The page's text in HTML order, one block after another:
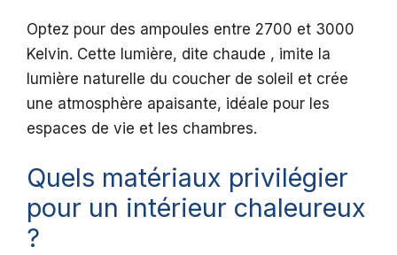
Optez pour des ampoules entre 2700 et 3000
Kelvin. Cette lumière, dite chaude , imite la
lumière naturelle du coucher de soleil et crée
une atmosphère apaisante, idéale pour les
espaces de vie et les chambres.
Quels matériaux privilégier
pour un intérieur chaleureux
?